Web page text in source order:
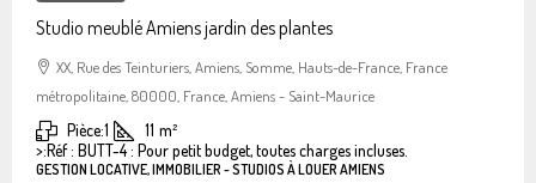
Studio meublé Amiens jardin des plantes
XX, Rue des Teinturiers, Amiens, Somme, Hauts-de-France, France
métropolitaine, 80000, France, Amiens - Saint-Maurice
Pièce:1 11 m²
>:Réf : BUTT-4 : Pour petit budget, toutes charges incluses.
GESTION LOCATIVE, IMMOBILIER - STUDIOS À LOUER AMIENS